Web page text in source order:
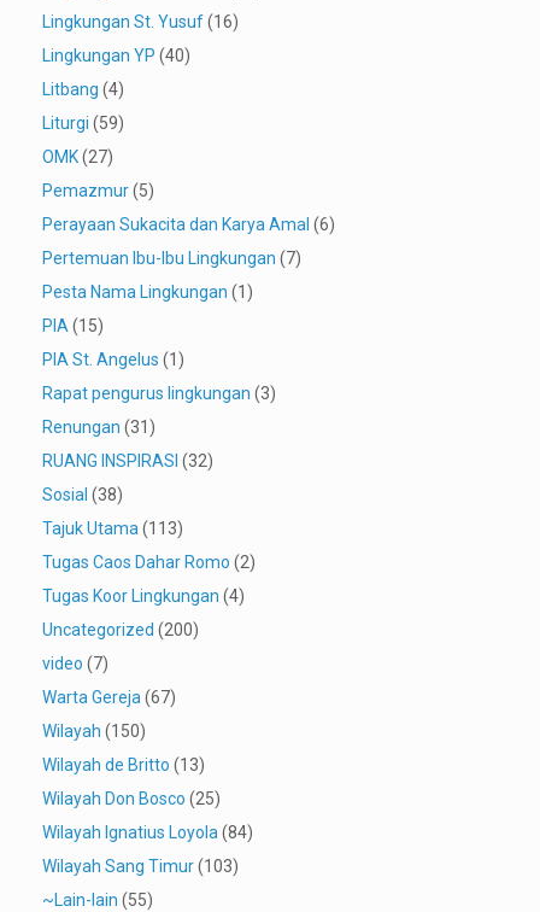
Lingkungan St. Yusuf(16)
Lingkungan YP (40)
Litbang (4)
Liturgi (59)
OMK(27)
Pemazmur(5)
Perayaan Sukacita dan Karya Amal (6)
Pertemuan Ibu-Ibu Lingkungan (7)
Pesta Nama Lingkungan (1)
PIA (15)
PIA St. Angelus (1)
Rapat pengurus lingkungan (3)
Renungan (31)
RUANG INSPIRASI (32)
Sosial (38)
Tajuk Utama (113)
Tugas Caos Dahar Romo (2)
Tugas Koor Lingkungan (4)
Uncategorized (200)
video (7)
Warta Gereja (67)
Wilayah (150)
Wilayah de Britto (13)
Wilayah Don Bosco (25)
Wilayah Ignatius Loyola (84)
Wilayah Sang Timur(103)
~Lain-lain (55)